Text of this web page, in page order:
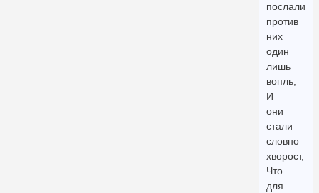
послали
против
них
один
лишь
вопль,
И
они
стали
словно
хворост,
Что
для